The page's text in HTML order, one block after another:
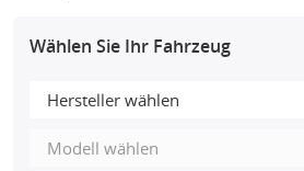
Wählen Sie Ihr Fahrzeug